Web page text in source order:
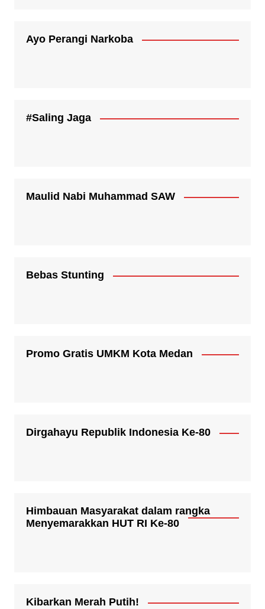
Ayo Perangi Narkoba
#Saling Jaga
Maulid Nabi Muhammad SAW
Bebas Stunting
Promo Gratis UMKM Kota Medan
Dirgahayu Republik Indonesia Ke-80
Himbauan Masyarakat dalam rangka
Menyemarakkan HUT RI Ke-80
Kibarkan Merah Putih!